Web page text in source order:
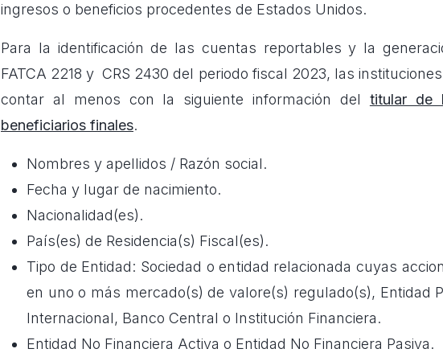
ingresos o beneficios procedentes de Estados Unidos.
Para la identificación de las cuentas reportables y la
FATCA 2218 y CRS 2430 del periodo fiscal 2023, las
contar al menos con la siguiente información del titular de
beneficiarios finales.
Nombres y apellidos / Razón social.
Fecha y lugar de nacimiento.
Nacionalidad(es).
País(es) de Residencia(s) Fiscal(es).
Tipo de Entidad: Sociedad o entidad relacionada cuyas
en uno o más mercado(s) de valore(s) regulado(s), Entidad
Internacional, Banco Central o Institución Financiera.
Entidad No Financiera Activa o Entidad No Financiera Pasiva.